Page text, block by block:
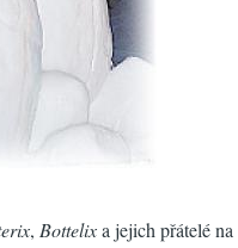
, Bottelixa jejich přátelé na